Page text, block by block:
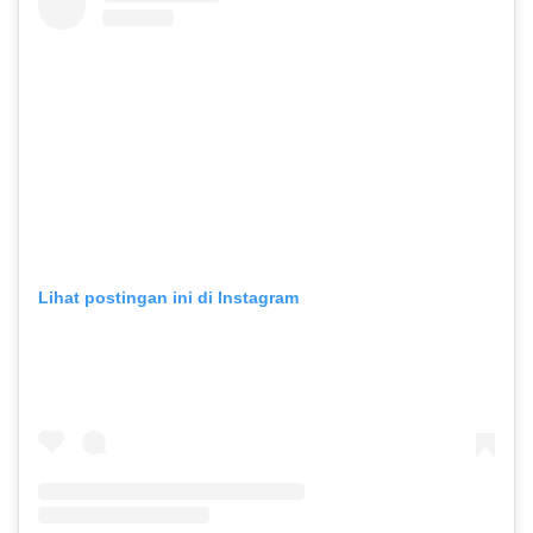
Lihat postingan ini di Instagram